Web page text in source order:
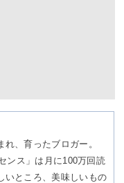
、育ったブロガー。
ンス」は月に100万回読
いところ、美味しいもの